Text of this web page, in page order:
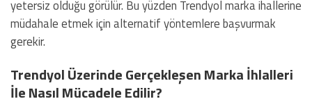
yetersiz olduğu görülür. Bu yüzden Trendyol marka ihallerine
müdahale etmek için alternatif yöntemlere başvurmak
gerekir.
Trendyol Üzerinde Gerçekleşen Marka İhlalleri
İle Nasıl Mücadele Edilir?